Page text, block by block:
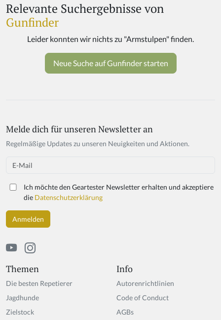
Relevante Suchergebnisse von
Gunfinder
Themen
Die besten Repetierer
Jagdhunde
Zielstock
Info
Autorenrichtlinien
Code of Conduct
AGBs
Melde dich für unseren Newsletter an
Regelmäßige Updates zu unseren Neuigkeiten und Aktionen.
Email
Ich möchte den Geartester Newsletter erhalten und akzeptiere
die Datenschutzerklärung